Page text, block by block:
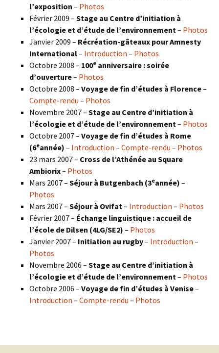
l’exposition – Photos
Février 2009 – Stage au Centre d’initiation à
l’écologie et d’étude de l’environnement – Photos
Janvier 2009 – Récréation-gâteaux pour Amnesty
International– Introduction – Photos
Octobre 2008 – 100e anniversaire : soirée
d’ouverture– Photos
Octobre 2008 – Voyage de fin d’études à Florence–
Compte-rendu – Photos
Novembre 2007 – Stage au Centre d’initiation à
l’écologie et d’étude de l’environnement – Photos
Octobre 2007 – Voyage de fin d’études à Rome
(6eannée) – Introduction – Compte-rendu – Photos
23 mars 2007 – Cross de l’Athénée au Square
Ambiorix– Photos
Mars 2007 – Séjour à Butgenbach (3eannée) –
Photos
Mars 2007 – Séjour à Ovifat – Introduction – Photos
Février 2007 – Échange linguistique : accueil de
l’école de Dilsen (4LG/SE2) – Photos
Janvier 2007 – Initiation au rugby– Introduction –
Photos
Novembre 2006 – Stage au Centre d’initiation à
l’écologie et d’étude de l’environnement – Photos
Octobre 2006 – Voyage de fin d’études à Venise–
Introduction – Compte-rendu – Photos